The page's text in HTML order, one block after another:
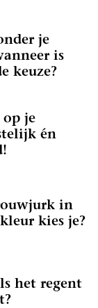
je
is
keuze?
je
én
in
kies je?
het regent